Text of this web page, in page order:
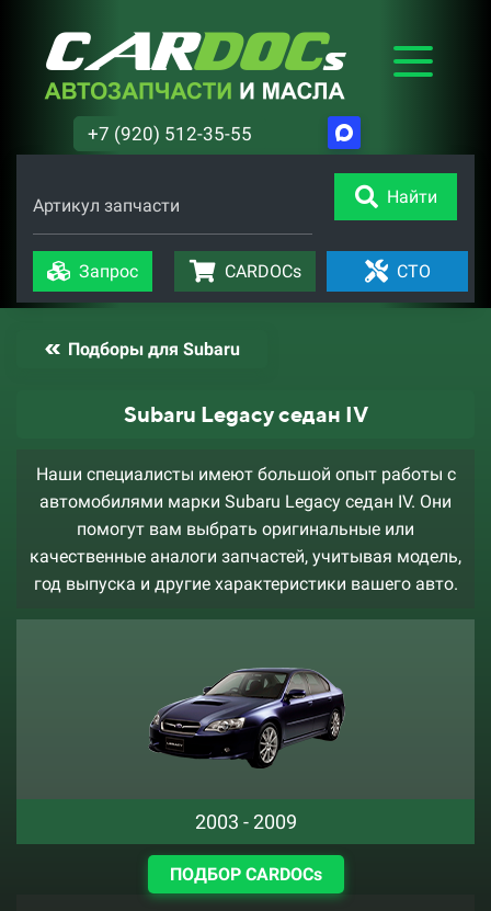
+7 (920) 512-35-55
Артикул запчасти Найти
Запрос CARDOCs СТО
Подборы для Subaru
Subaru Legacy седан IV
Наши специалисты имеют большой опыт работы с
автомобилями марки Subaru Legacy седан IV. Они
помогут вам выбрать оригинальные или
качественные аналоги запчастей, учитывая модель,
год выпуска и другие характеристики вашего авто.
2003 - 2009
ПОДБОР CARDOCs